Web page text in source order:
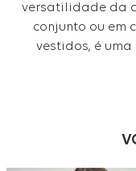
versatilidade da
conjunto ou em
vestidos, é uma